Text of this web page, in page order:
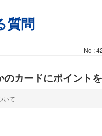
質問
No :
カードにポイント
いて